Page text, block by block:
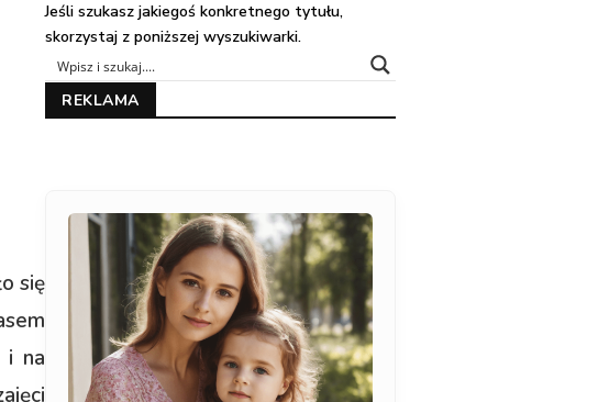
się
i na
Jeśli szukasz jakiegoś konkretnego tytułu,
skorzystaj z poniższej wyszukiwarki.
REKLAMA